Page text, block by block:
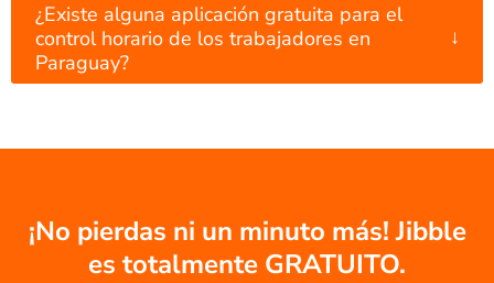
¿Existe alguna aplicación gratuita para el
control horario de los trabajadores en
Paraguay?
↓
¡No pierdas ni un minuto más! Jibble
es totalmente GRATUITO.